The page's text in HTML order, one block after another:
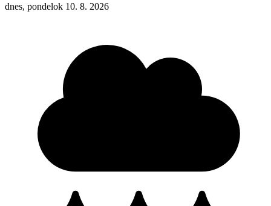
dnes, pondelok 10. 8. 2026